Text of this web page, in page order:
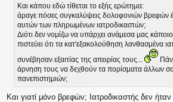
σ
Και κάπου εδώ τίθεται το εξής ερώτημα:
άραγε πόσες συγκαλύψεις δολοφονιών βρεφών
αυτών των πληρωμένων ιατροδικαστών;
Διότι δεν νομίζω να υπάρχει ανάμεσα μας
πιστεύει ότι τα κατ'εξακολούθηση λανθασμένα
συνέβησαν εξαιτίας της απειρίας τους...
άρνηση τους να δεχθούν τα πορίσματα άλλων
πανεπιστημιών;
Και γιατί μόνο βρεφών; Ιατροδικαστής δεν